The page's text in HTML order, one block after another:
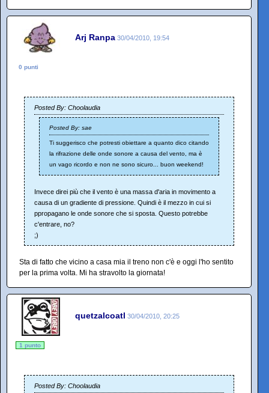
Arj Ranpa 30/04/2010, 19:54
0 punti
Posted By: Choolaudia
Posted By: sae
Ti suggerisco che potresti obiettare a quanto dico citando
la rifrazione delle onde sonore a causa del vento, ma è
un vago ricordo e non ne sono sicuro... buon weekend!
Invece direi più che il vento è una massa d'aria in movimento a
causa di un gradiente di pressione. Quindi è il mezzo in cui si
ppropagano le onde sonore che si sposta. Questo potrebbe
c'entrare, no?
;)
Sta di fatto che vicino a casa mia il treno non c'è e oggi l'ho sentito
per la prima volta. Mi ha stravolto la giornata!
quetzalcoatl 30/04/2010, 20:25
1 punto
Posted By: Choolaudia